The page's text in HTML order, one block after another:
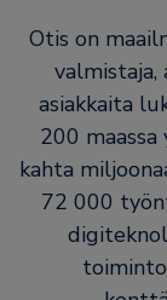
Otis on
valmistaja,
asiakkaita
200
kahta
72 000